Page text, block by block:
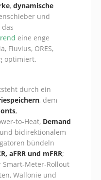
, dynamische
und
eine enge
Fluvius, ORES,
optimiert.
durch ein
, dem
,
Demand
bidirektionalem
bündeln
aFRR und mFRR;
Wallonie und